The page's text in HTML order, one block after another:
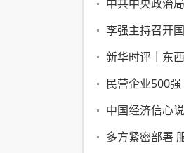
新华时评｜东
民营企业500
中国经济信心
多方紧密部署